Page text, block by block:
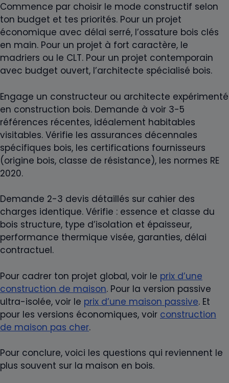
Commence par choisir le mode constructif selon
ton budget et tes priorités. Pour un projet
économique avec délai serré, l’ossature bois clés
en main. Pour un projet à fort caractère, le
madriers ou le CLT. Pour un projet contemporain
avec budget ouvert, l’architecte spécialisé bois.
Engage un constructeur ou architecte expérimenté
en construction bois. Demande à voir 3-5
références récentes, idéalement habitables
visitables. Vérifie les assurances décennales
spécifiques bois, les certifications fournisseurs
(origine bois, classe de résistance), les normes RE
2020.
Demande 2-3 devis détaillés sur cahier des
charges identique. Vérifie : essence et classe du
bois structure, type d’isolation et épaisseur,
performance thermique visée, garanties, délai
contractuel.
Pour cadrer ton projet global, voir le prix d’une
construction de maison. Pour la version passive
ultra-isolée, voir le prix d’une maison passive. Et
pour les versions économiques, voir construction
de maison pas cher.
Pour conclure, voici les questions qui reviennent le
plus souvent sur la maison en bois.